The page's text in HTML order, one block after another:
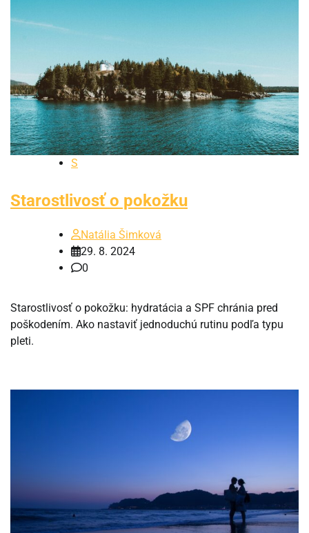
S
Starostlivosť o pokožku
Natália Šimková
29. 8. 2024
0
Starostlivosť o pokožku: hydratácia a SPF chránia pred
poškodením. Ako nastaviť jednoduchú rutinu podľa typu
pleti.